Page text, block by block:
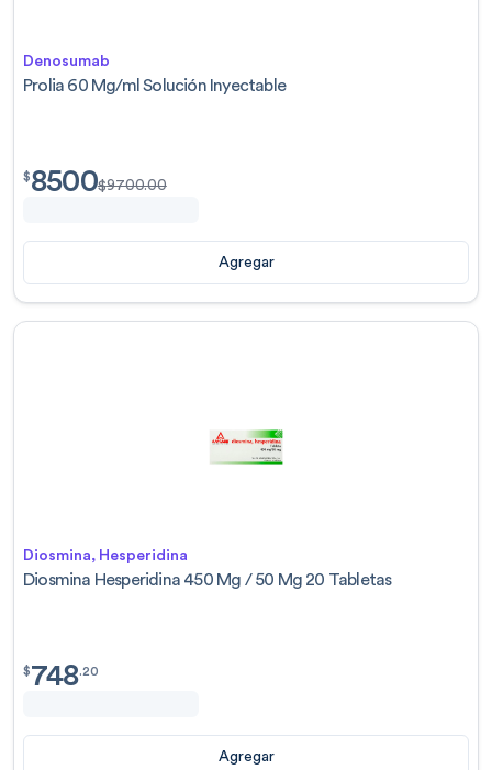
Denosumab
Prolia 60 Mg/ml Solución Inyectable
$8500.00
$8500$9700.00
Agregar
Diosmina, Hesperidina
Diosmina Hesperidina 450 Mg / 50 Mg 20 Tabletas
$748.20
$748.20
Agregar